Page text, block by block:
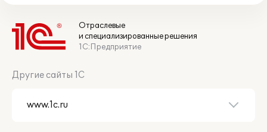
Отраслевые
и специализированные решения
1С:Предприятие
Другие сайты 1С